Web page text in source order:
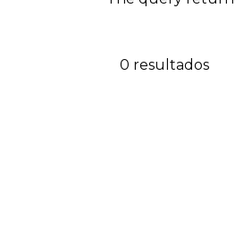
0 resultados